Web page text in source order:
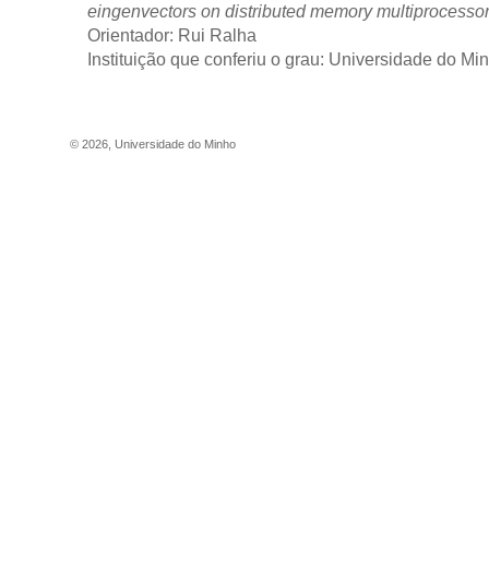
eingenvectors on distributed memory
Orientador: Rui Ralha
Instituição que conferiu o grau: Universidade do
© 2026 Universidade do Minho